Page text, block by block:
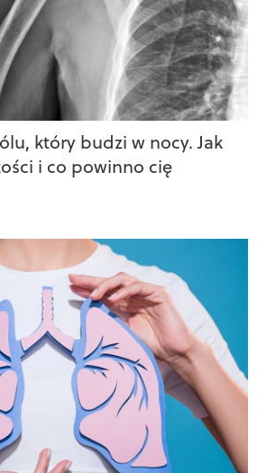
który budzi w nocy. Jak
i co powinno cię